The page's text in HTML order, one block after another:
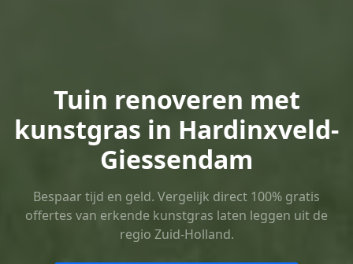
Tuin renoveren met
kunstgras in Hardinxveld-
Giessendam
Bespaar tijd en geld. Vergelijk direct 100% gratis
offertes van erkende kunstgras laten leggen uit de
regio Zuid-Holland.